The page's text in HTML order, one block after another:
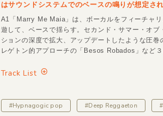
はサウンドシステムでのベースの鳴りが想定さ
A1「Marry Me Maia」は、ボーカルをフィーチャ
遊して、ベースで揺らす。セカンド・サマー・オ
ションの深度で拡大、アップデートしたような圧
レゲトン的アプローチの「Besos Robados」など
Track List
#Hypnagogic pop #Deep Reggaeton